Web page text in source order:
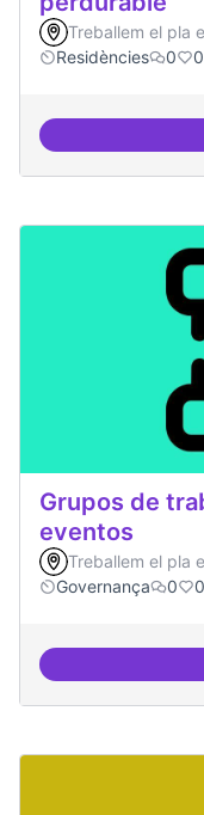
Treballem el pla
Residències
0 0
Grupos de
eventos
Treballem el pla
Governança
0 0